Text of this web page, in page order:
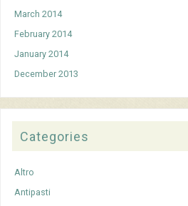
March 2014
February 2014
January 2014
December 2013
Categories
Altro
Antipasti